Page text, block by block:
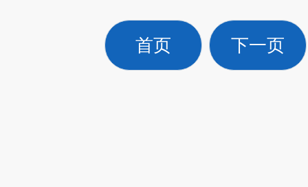
首页 下一页